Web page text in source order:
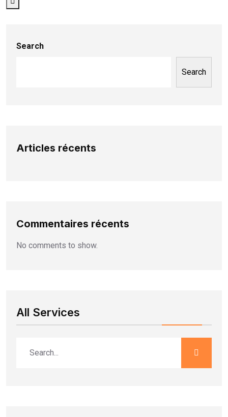
Search
Search
Articles récents
Commentaires récents
No comments to show.
All Services